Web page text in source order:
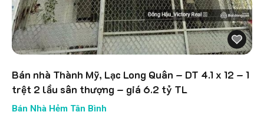
Bán nhà Thành Mỹ, Lạc Long Quân – DT 4.1 x 12 – 1
trệt 2 lầu sân thượng – giá 6.2 tỷ TL
Bán Nhà Hẻm Tân Bình